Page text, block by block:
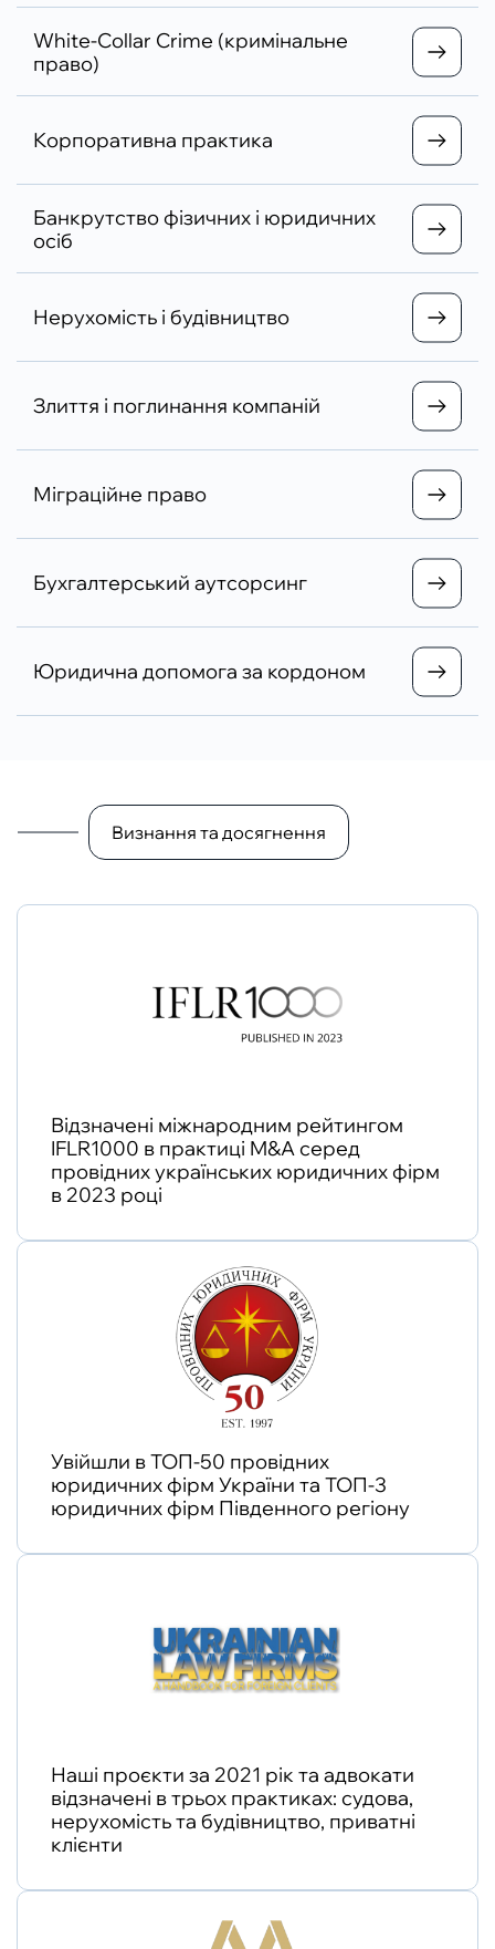
White-Collar Crime (кримінальне
право)
Корпоративна практика
Банкрутство фізичних і юридичних
осіб
Нерухомість і будівництво
Злиття і поглинання компаній
Міграційне право
Бухгалтерський аутсорсинг
Юридична допомога за кордоном
Визнання та досягнення
Відзначені міжнародним рейтингом
IFLR1000 в практиці M&A серед
провідних українських юридичних фірм
в 2023 році
Увійшли в ТОП-50 провідних
юридичних фірм України та ТОП-3
юридичних фірм Південного регіону
Наші проєкти за 2021 рік та адвокати
відзначені в трьох практиках: судова,
нерухомість та будівництво, приватні
клієнти